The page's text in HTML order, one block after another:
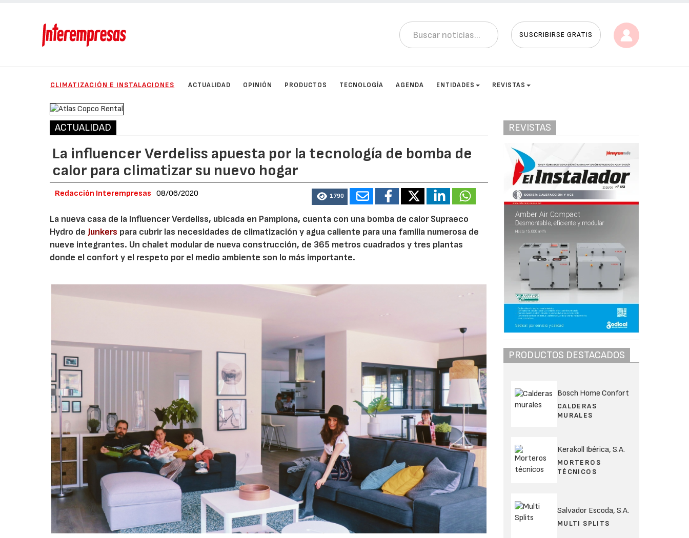
SUSCRIBIRSE GRATIS
CLIMATIZACIÓN E INSTALACIONES ACTUALIDAD OPINIÓN PRODUCTOS TECNOLOGÍA AGENDA ENTIDADES REVISTAS
ACTUALIDAD
La influencer Verdeliss apuesta por la tecnología de bomba de
calor para climatizar su nuevo hogar
Redacción Interempresas 08/06/2020 1790
La nueva casa de la influencer Verdeliss, ubicada en Pamplona, cuenta con una bomba de calor Supraeco
Hydro deJunkers para cubrir las necesidades de climatización y agua caliente para una familia numerosa de
nueve integrantes. Un chalet modular de nueva construcción, de 365 metros cuadrados y tres plantas
donde el confort y el respeto por el medio ambiente son lo más importante.
REVISTAS
PRODUCTOS DESTACADOS
Bosch Home Confort
CALDERAS
MURALES
Kerakoll Ibérica, S.A.
MORTEROS
TÉCNICOS
Salvador Escoda, S.A.
MULTI SPLITS